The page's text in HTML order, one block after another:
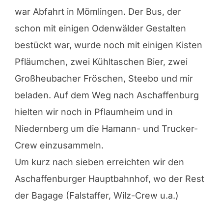
war Abfahrt in Mömlingen. Der Bus, der
schon mit einigen Odenwälder Gestalten
bestückt war, wurde noch mit einigen Kisten
Pfläumchen, zwei Kühltaschen Bier, zwei
Großheubacher Fröschen, Steebo und mir
beladen. Auf dem Weg nach Aschaffenburg
hielten wir noch in Pflaumheim und in
Niedernberg um die Hamann- und Trucker-
Crew einzusammeln.
Um kurz nach sieben erreichten wir den
Aschaffenburger Hauptbahnhof, wo der Rest
der Bagage (Falstaffer, Wilz-Crew u.a.)